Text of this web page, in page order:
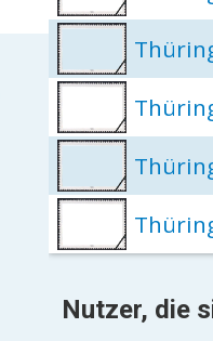
Nutzer, die